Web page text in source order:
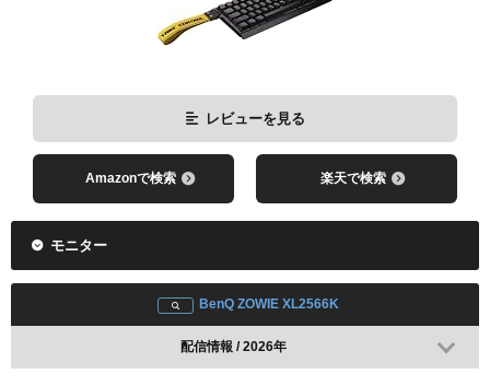
レビューを見る
Amazonで検索 楽天で検索
モニター
BenQ ZOWIE XL2566K
配信情報 / 2026年